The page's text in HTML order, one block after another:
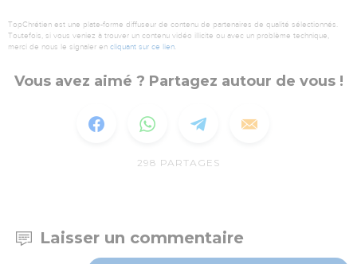
TopChrétien est une plate-forme diffuseur de contenu de partenaires de qualité sélectionnés.
Toutefois, si vous veniez à trouver un contenu vidéo illicite ou avec un problème technique,
merci de nous le signaler en cliquant sur ce lien
Vous avez aimé ? Partagez autour de vous !
298 PARTAGES
Laisser un commentaire